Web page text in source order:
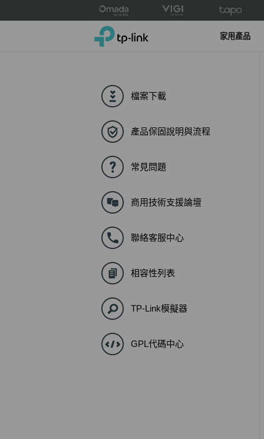
to
TP-Link, Reliably Smart 家用產品
檔案下載
產品保固說明與流程
常見問題
商用技術支援論壇
聯絡客服中心
相容性列表
TP-Link模擬器
GPL代碼中心